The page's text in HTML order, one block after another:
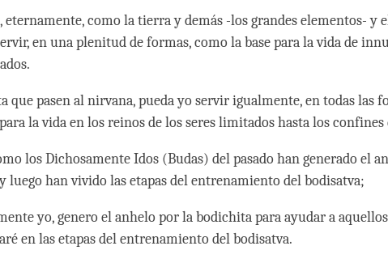
eternamente, como la tierra y demás -los grandes elementos- y
en una plenitud de formas, como la base para la vida de
que pasen al nirvana, pueda yo servir igualmente, en todas las
la vida en los reinos de los seres limitados hasta los confines
los Dichosamente Idos (Budas) del pasado han generado el
luego han vivido las etapas del entrenamiento del bodisatva;
yo, genero el anhelo por la bodichita para ayudar a
en las etapas del entrenamiento del bodisatva.